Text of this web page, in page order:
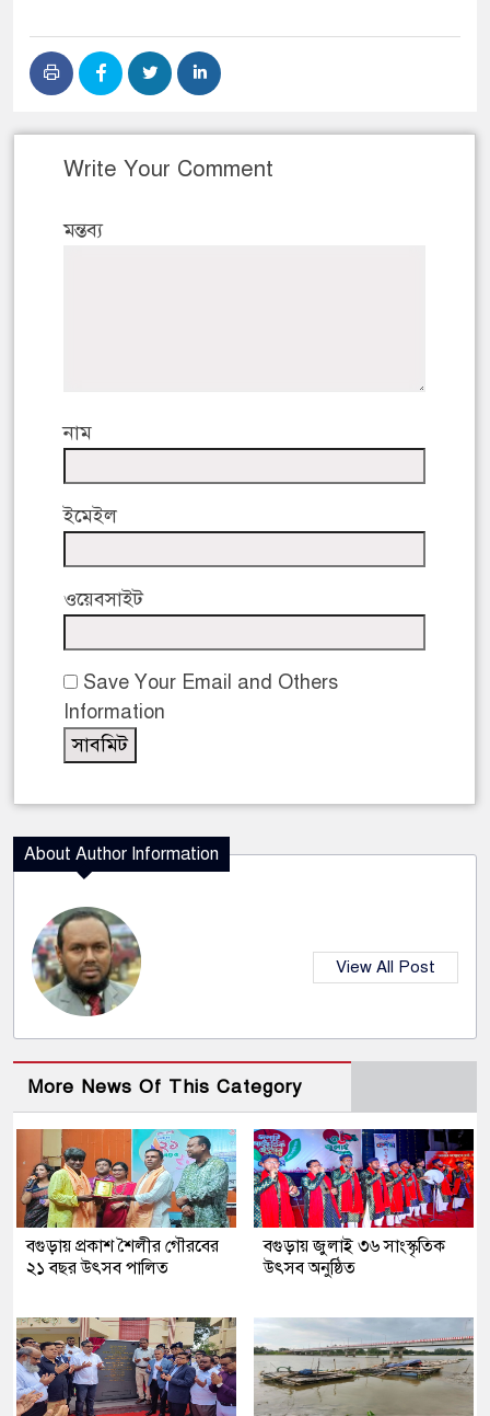
Write Your Comment
মন্তব্য
নাম
ইমেইল
ওয়েবসাইট
Save Your Email and Others
Information
About Author Information
View All Post
More News Of This Category
বগুড়ায় প্রকাশ শৈলীর গৌরবের
২১ বছর উৎসব পা‌লিত
বগুড়ায় জুলাই ৩৬ সাংস্কৃতিক
উৎসব অনুষ্ঠিত